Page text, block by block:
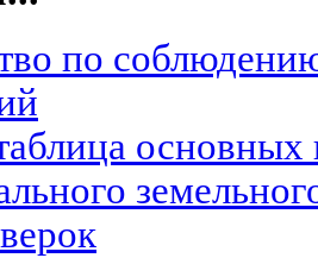
по
основных